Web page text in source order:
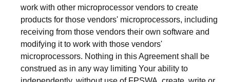
work with other microprocessor vendors to create
products for those vendors' microprocessors, including
receiving from those vendors their own software and
modifying it to work with those vendors'
microprocessors. Nothing in this Agreement shall be
construed as in any way limiting Your ability to